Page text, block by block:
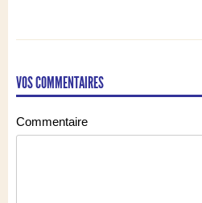
VOS COMMENTAIRES
Commentaire